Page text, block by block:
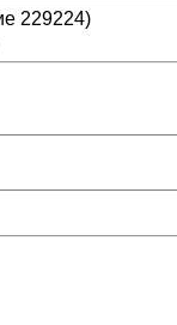
229224)